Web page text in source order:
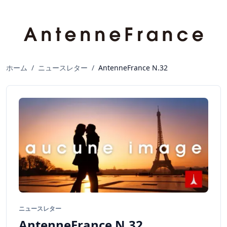
ホーム / ニュースレター / AntenneFrance N.32
ニュースレター